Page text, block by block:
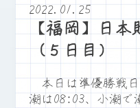
2022.01.25
【福岡】日
（５日目）
本日は準優勝戦
潮は08:03、小潮で